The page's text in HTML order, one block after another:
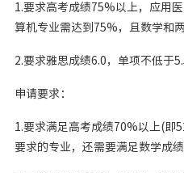
1.要求高考成绩75%以上，应用
算机专业需达到75%，且数学和
2.要求雅思成绩6.0，单项不低于
申请要求：
1.要求满足高考成绩70%以上(即
要求的专业，还需要满足数学成